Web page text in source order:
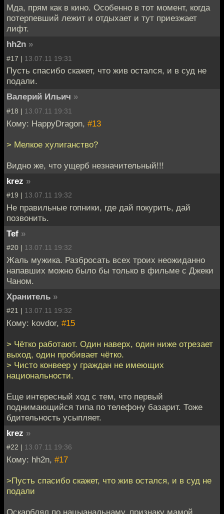
Мда, прям как в кино. Особенно в тот момент, когда
потерпевший лежит и отдыхает и тут приезжает
лифт.
hh2n »
#17 | 13.07.11 19:31
Пусть спасибо скажет, что жив остался, и в суд не
подали.
Валерий Ильич »
#18 | 13.07.11 19:31
Кому: HappyDragon, #13
> Мелкое хулиганство?
Видно же, что ущерб незначительный!!!
krez »
#19 | 13.07.11 19:32
Не правильные гопники, где дай покурить, дай
позвонить.
Tef »
#20 | 13.07.11 19:32
Жаль мужика. Разбросать всех троих неожиданно
напавших можно было бы только в фильме с Джеки
Чаном.
Хранитель »
#21 | 13.07.11 19:32
Кому: kovdor, #15
> Чётко работают. Один наверх, один ниже отрезает
выход, один пробивает чётко.
> Чисто конвеер у граждан не имеющих
национальности.
Еще интересный ход с тем, что первый
поднимающийся типа по телефону базарит. Тоже
бдительность усыпляет.
krez »
#22 | 13.07.11 19:36
Кому: hh2n, #17
>Пусть спасибо скажет, что жив остался, и в суд не
подали
Оскарблял по нацыанальнаму, признаку мамой